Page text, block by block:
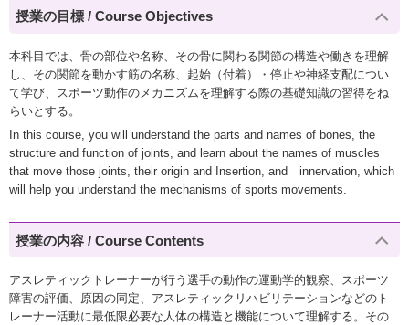
授業の目標 / Course Objectives
本科目では、骨の部位や名称、その骨に関わる関節の構造や働きを理解
し、その関節を動かす筋の名称、起始（付着）・停止や神経支配につい
て学び、スポーツ動作のメカニズムを理解する際の基礎知識の習得をね
らいとする。
In this course, you will understand the parts and names of bones, the
structure and function of joints, and learn about the names of muscles
that move those joints, their origin and Insertion, and innervation, which
will help you understand the mechanisms of sports movements.
授業の内容 / Course Contents
アスレティックトレーナーが行う選手の動作の運動学的観察、スポーツ
障害の評価、原因の同定、アスレティックリハビリテーションなどのト
レーナー活動に最低限必要な人体の構造と機能について理解する。その